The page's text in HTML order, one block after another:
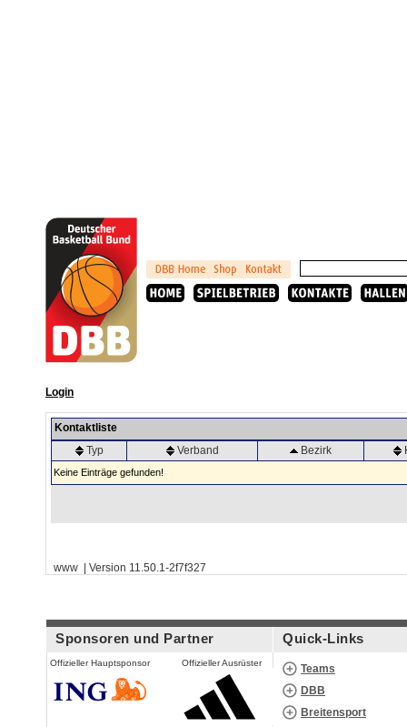
Login
Kontaktliste
Typ
Verband Bezirk
Keine Einträge gefunden!
www | Version 11.50.1-2f7f327
Sponsoren und Partner
Offizieller Hauptsponsor Offizieller Ausrüster
Quick-Links
Teams
DBB
Breitensport